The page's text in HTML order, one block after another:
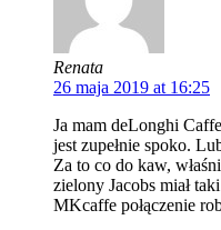
Renata
26 maja 2019 at 16:25
Ja mam deLonghi
jest zupełnie spoko.
Za to co do kaw,
zielony Jacobs miał
MKcaffe połączenie